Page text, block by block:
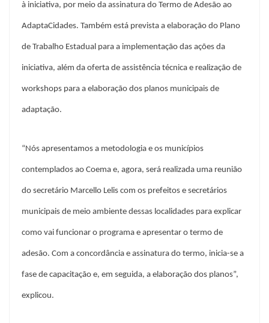
à iniciativa, por meio da assinatura do Termo de Adesão ao
AdaptaCidades. Também está prevista a elaboração do Plano
de Trabalho Estadual para a implementação das ações da
iniciativa, além da oferta de assistência técnica e realização de
workshops para a elaboração dos planos municipais de
adaptação.
“Nós apresentamos a metodologia e os municípios
contemplados ao Coema e, agora, será realizada uma reunião
do secretário Marcello Lelis com os prefeitos e secretários
municipais de meio ambiente dessas localidades para explicar
como vai funcionar o programa e apresentar o termo de
adesão. Com a concordância e assinatura do termo, inicia-se a
fase de capacitação e, em seguida, a elaboração dos planos”,
explicou.